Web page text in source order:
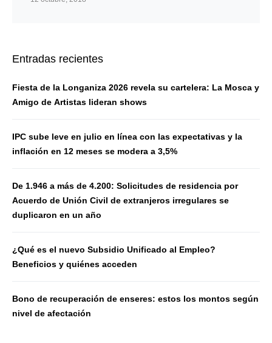
Entradas recientes
Fiesta de la Longaniza 2026 revela su cartelera: La Mosca y
Amigo de Artistas lideran shows
IPC sube leve en julio en línea con las expectativas y la
inflación en 12 meses se modera a 3,5%
De 1.946 a más de 4.200: Solicitudes de residencia por
Acuerdo de Unión Civil de extranjeros irregulares se
duplicaron en un año
¿Qué es el nuevo Subsidio Unificado al Empleo?
Beneficios y quiénes acceden
Bono de recuperación de enseres: estos los montos según
nivel de afectación